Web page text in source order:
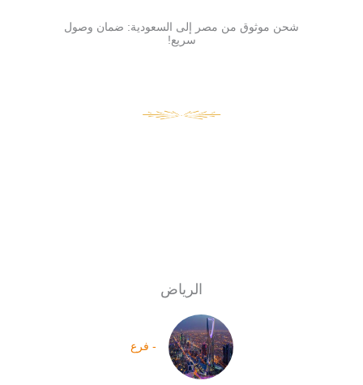
شحن موثوق من مصر إلى السعودية: ضمان وصول
سريع!
الرياض
- فرع